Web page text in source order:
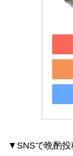
▼SNSで晩酌投